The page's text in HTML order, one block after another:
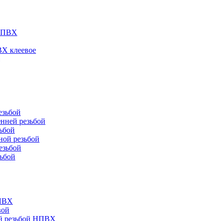
клеевое
резьбой
резьбой
резьбой НПВХ